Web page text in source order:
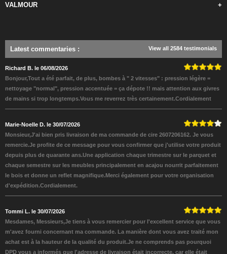
VALMOUR +
Latest commentaries : View all 2584 testimonials
Richard B. le 06/08/2026
Bonjour,Tout a été parfait, de plus, bombes à " 2 vitesses" : pression légère =
nettoyage "normal", pression accentuée = ça dépote !! mais attention aux givres
de mains si trop longtemps.Vous me reverrez très certainement.Cordialement
Marie-Noelle D. le 30/07/2026
Monsieur,J'ai bien pris livraison de ma commande de cire 2607206162. Je vous
remercie.Je profite de ce message pour vous confirmer que j'utilise votre produit
depuis plus de quarante ans.Une application chaque trimestre sur le parquet et
chaque semestre sur les meubles principalement en acajou nourrit parfaitement
le bois et donne un reflet magnifique.Merci également pour votre organisation
d'expédition.Cordialement.
Tommi L. le 30/07/2026
Mesdames, Messieurs,Je tiens à vous remercier pour l'excellent service que vous
m'avez fourni concernant ma commande. La manière dont vous avez traité mon
achat est à la hauteur de la qualité du produit.Je ne comprends pas pourquoi
DPD vous a informés que l'adresse de livraison était incorrecte, car elle était